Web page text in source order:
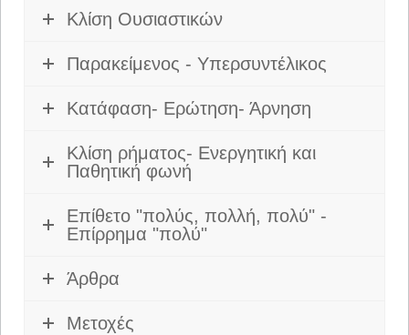
Κλίση Ουσιαστικών
Παρακείμενος - Υπερσυντέλικος
Κατάφαση- Ερώτηση- Άρνηση
Κλίση ρήματος- Ενεργητική και
Παθητική φωνή
Επίθετο "πολύς, πολλή, πολύ" -
Επίρρημα "πολύ"
Άρθρα
Μετοχές